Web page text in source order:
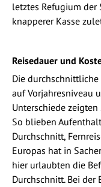
letztes Refugium
knapperer Kasse
Reisedauer und
Die
auf Vorjahresniveau
Unterschiede
So blieben
Durchschnitt,
Europas hat in
hier urlaubten die
Durchschnitt. Bei